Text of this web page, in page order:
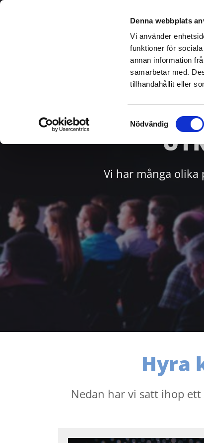
Denna webbplats
Vi använder
funktioner för
annan information
samarbetar med.
tillhandahållit eller
Nödvändig
Vi har många
Hyra
Nedan har vi satt ihop